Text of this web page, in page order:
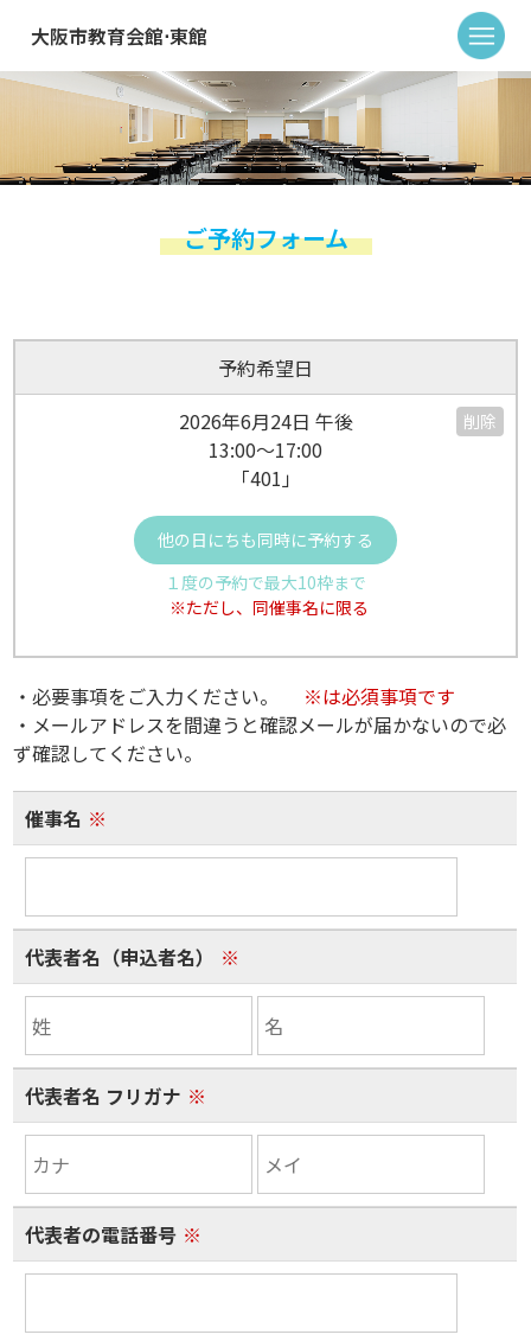
大阪市教育会館⋅東館
ご予約フォーム
予約希望日
2026年6月24日 午後
13:00～17:00
「401」
削除
他の日にちも同時に予約する
１度の予約で最大10枠まで
※ただし、同催事名に限る
・必要事項をご入力ください。
※は必須事項です
・メールアドレスを間違うと確認メールが届かないので必
ず確認してください。
催事名 ※
代表者名（申込者名） ※
代表者名 フリガナ ※
代表者の電話番号 ※